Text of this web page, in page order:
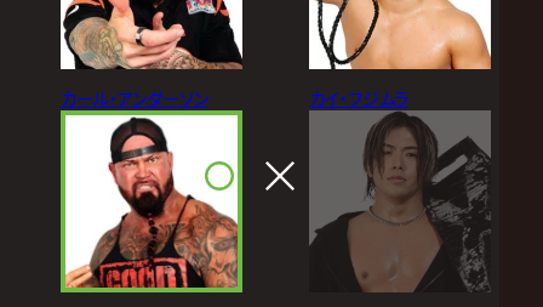
カール・アンダーソン カイ・フジムラ